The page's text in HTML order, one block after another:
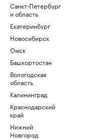
Санкт-Петербург
и область
Екатеринбург
Новосибирск
Омск
Башкортостан
Вологодская
область
Калининград
Краснодарский
край
Нижний
Новгород